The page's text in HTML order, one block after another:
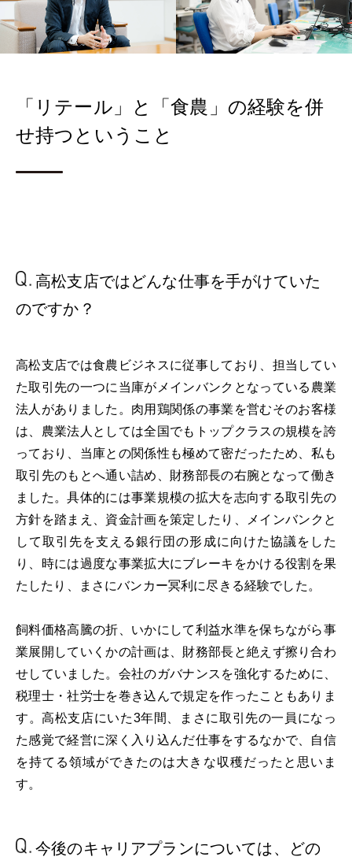
「リテール」と「食農」の経験を併
せ持つということ
高松支店ではどんな仕事を手がけていた
のですか？
高松支店では食農ビジネスに従事しており、担当してい
た取引先の一つに当庫がメインバンクとなっている農業
法人がありました。肉用鶏関係の事業を営むそのお客様
は、農業法人としては全国でもトップクラスの規模を誇
っており、当庫との関係性も極めて密だったため、私も
取引先のもとへ通い詰め、財務部長の右腕となって働き
ました。具体的には事業規模の拡大を志向する取引先の
方針を踏まえ、資金計画を策定したり、メインバンクと
して取引先を支える銀行団の形成に向けた協議をした
り、時には過度な事業拡大にブレーキをかける役割を果
たしたり、まさにバンカー冥利に尽きる経験でした。
飼料価格高騰の折、いかにして利益水準を保ちながら事
業展開していくかの計画は、財務部長と絶えず擦り合わ
せしていました。会社のガバナンスを強化するために、
税理士・社労士を巻き込んで規定を作ったこともありま
す。高松支店にいた3年間、まさに取引先の一員になっ
た感覚で経営に深く入り込んだ仕事をするなかで、自信
を持てる領域ができたのは大きな収穫だったと思いま
す。
今後のキャリアプランについては、どの